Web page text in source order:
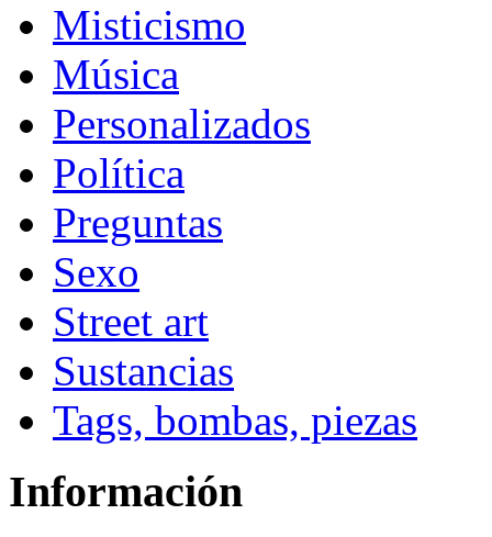
Misticismo
Música
Personalizados
Política
Preguntas
Sexo
Street art
Sustancias
Tags, bombas, piezas
Información